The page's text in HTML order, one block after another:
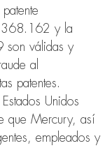
y la
son válidas y
al
patentes.
Unidos
que Mercury, así
empleados y